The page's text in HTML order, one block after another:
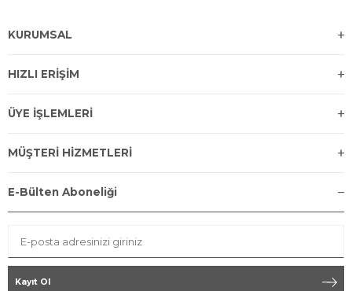
KURUMSAL
HIZLI ERİŞİM
ÜYE İŞLEMLERİ
MÜŞTERİ HİZMETLERİ
E-Bülten Aboneliği
Kayıt Ol